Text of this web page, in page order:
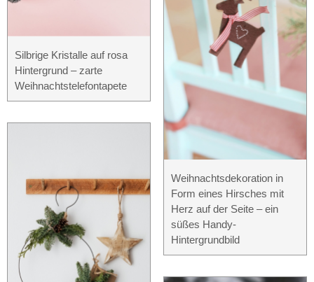
Silbrige Kristalle auf rosa
Hintergrund – zarte
Weihnachtstelefontapete
Weihnachtsdekoration in
Form eines Hirsches mit
Herz auf der Seite – ein
süßes Handy-
Hintergrundbild